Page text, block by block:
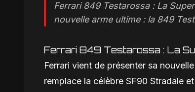
Ferrari 849 Testarossa : La
nouvelle arme ultime : la 849
Ferrari 849 Testarossa : La
Ferrari vient de présenter sa
remplace la célèbre SF90 Stradale